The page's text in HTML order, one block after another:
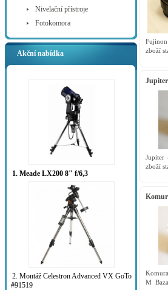
Nivelační přístroje
Fotokomora
Akční nabídka
1. Meade LX200 8" f/6,3
2. Montáž Celestron Advanced VX GoTo
#91519
zboží
Jupiter
zboží
M